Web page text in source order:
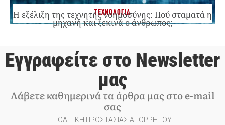
ΤΕΧΝΟΛΟΓΙΑ
Η εξέλιξη της τεχνητής νοημοσύνης: Πού σταματά η
μηχανή και ξεκινά ο άνθρωπος;
Εγγραφείτε στο Newsletter
μας
Λάβετε καθημερινά τα άρθρα μας στο e-mail
σας
ΠΟΛΙΤΙΚΗ ΠΡΟΣΤΑΣΙΑΣ ΑΠΟΡΡΗΤΟΥ